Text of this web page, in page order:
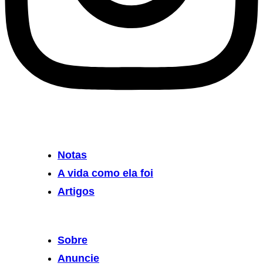
Notas
A vida como ela foi
Artigos
Sobre
Anuncie